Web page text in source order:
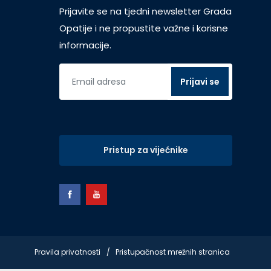
Prijavite se na tjedni newsletter Grada
Opatije i ne propustite važne i korisne
informacije.
Pristup za vijećnike
Pravila privatnosti Pristupačnost mrežnih stranica